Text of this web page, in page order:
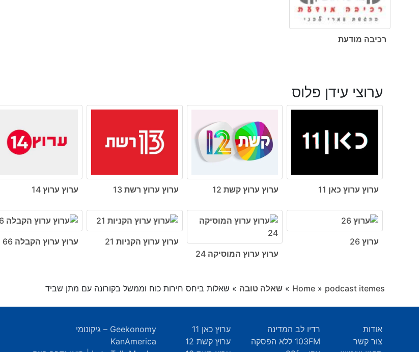
רכיבה מודעת
ערוצי עידן פלוס
ערוץ ערוץ כאן 11 ערוץ ערוץ קשת 12 ערוץ ערוץ רשת 13 ערוץ ערוץ 14
ערוץ 26
ערוץ ערוץ המוסיקה 24
ערוץ ערוץ הקניות 21 ערוץ ערוץ הקבלה 66
Home » podcast itemes
» שאלה טובה » שאלות ביחס חירות כוח וממשל בקורונה עם מתן שביד
אודות
צור קשר
רדיו לב המדינה
103FM ללא הפסקה
ערוץ כאן 11
ערוץ קשת 12
Geekonomy – גיקונומי
KanAmerica